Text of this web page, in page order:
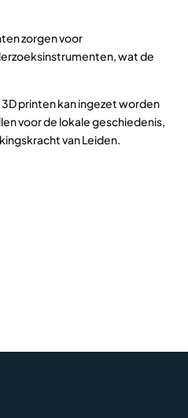
zorgen voor
wat de
3D printen kan ingezet worden
voor de lokale geschiedenis,
van Leiden.